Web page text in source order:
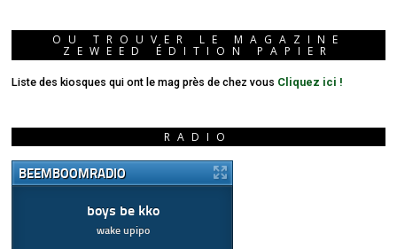
OU TROUVER LE MAGAZINE
ZEWEED ÉDITION PAPIER
Liste des kiosques qui ont le mag près de chez vous Cliquez ici !
RADIO